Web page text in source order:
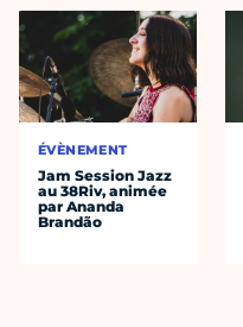
ÉVÈNEMENT
Jam Session Jazz
au 38Riv, animée
par Ananda
Brandão